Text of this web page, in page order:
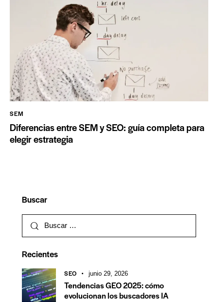
SEM
Diferencias entre SEM y SEO: guía completa para
elegir estrategia
Buscar
Recientes
SEO junio 29, 2026
Tendencias GEO 2025: cómo
evolucionan los buscadores IA